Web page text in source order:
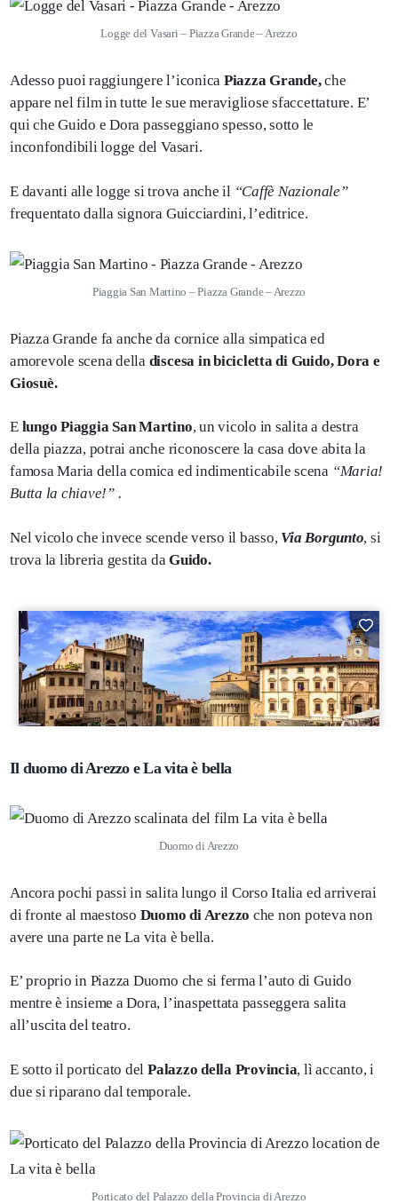
Logge del Vasari – Piazza Grande – Arezzo
Adesso puoi raggiungere l’iconica Piazza Grande,che
appare nel film in tutte le sue meravigliose sfaccettature. E’
qui che Guido e Dora passeggiano spesso, sotto le
inconfondibili logge del Vasari.
E davanti alle logge si trova anche il “Caffè Nazionale”
frequentato dalla signora Guicciardini, l’editrice.
Piaggia San Martino – Piazza Grande – Arezzo
Piazza Grande fa anche da cornice alla simpatica ed
amorevole scena della discesa in bicicletta di Guido, Dora e
Giosuè.
E lungo Piaggia San Martino, un vicolo in salita a destra
della piazza, potrai anche riconoscere la casa dove abita la
famosa Maria della comica ed indimenticabile scena “Maria!
Butta la chiave!” .
Nel vicolo che invece scende verso il basso,Via Borgunto, si
trova la libreria gestita daGuido.
Il duomo di Arezzo e La vita è bella
Duomo di Arezzo
Ancora pochi passi in salita lungo il Corso Italia ed arriverai
di fronte al maestoso Duomo di Arezzo che non poteva non
avere una parte ne La vita è bella.
E’ proprio in Piazza Duomo che si ferma l’auto di Guido
mentre è insieme a Dora, l’inaspettata passeggera salita
all’uscita del teatro.
E sotto il porticato del Palazzo della Provincia, lì accanto, i
due si riparano dal temporale.
Porticato del Palazzo della Provincia di Arezzo